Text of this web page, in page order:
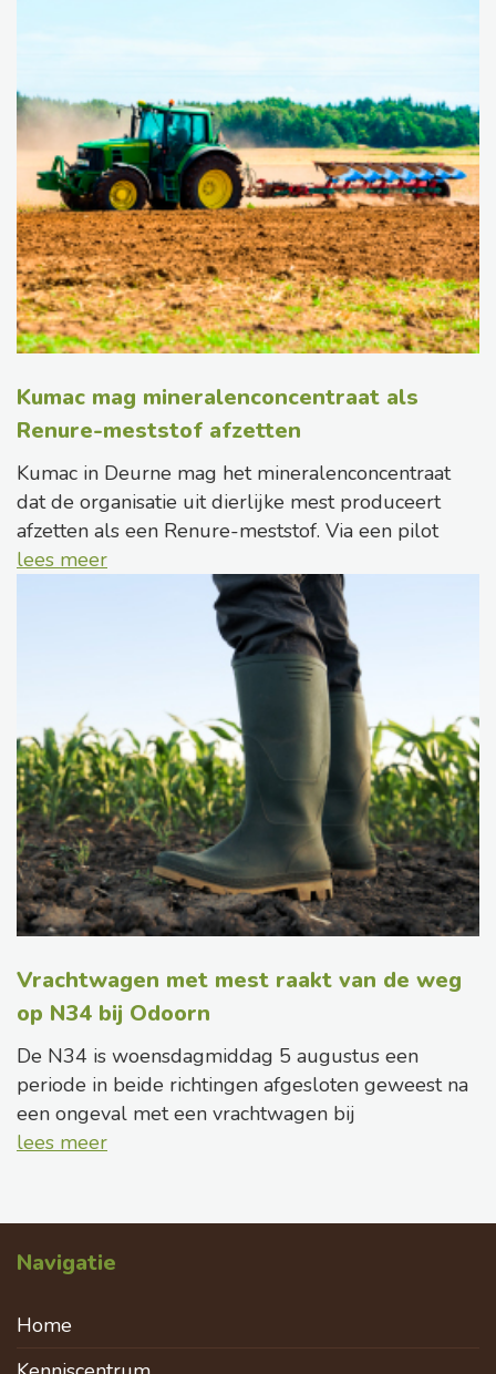
Kumac mag mineralenconcentraat als
Renure-meststof afzetten
Kumac in Deurne mag het mineralenconcentraat
dat de organisatie uit dierlijke mest produceert
afzetten als een Renure-meststof. Via een pilot
lees meer
Vrachtwagen met mest raakt van de weg
op N34 bij Odoorn
De N34 is woensdagmiddag 5 augustus een
periode in beide richtingen afgesloten geweest na
een ongeval met een vrachtwagen bij
lees meer
Navigatie
Home